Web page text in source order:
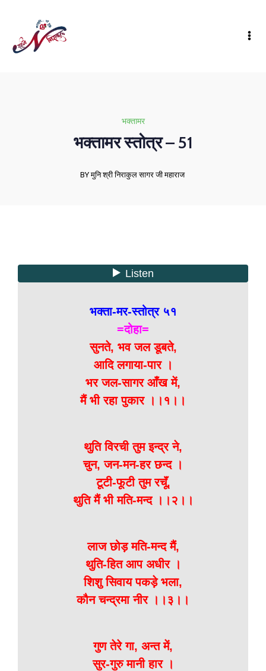
भक्तामर
भक्तामर स्तोत्र – 51
BY मुनि श्री निराकुल सागर जी महाराज
भक्ता-मर-स्तोत्र ५१
=दोहा=
सुनते, भव जल डूबते,
आदि लगाया-पार ।
भर जल-सागर आँख में,
मैं भी रहा पुकार ।।१।।
थुति विरची तुम इन्द्र ने,
चुन, जन-मन-हर छन्द ।
टूटी-फूटी तुम रचूॅं,
थुति मैं भी मति-मन्द ।।२।।
लाज छोड़ मति-मन्द मैं,
थुति-हित आप अधीर ।
शिशु सिवाय पकड़े भला,
कौन चन्द्रमा नीर ।।३।।
गुण तेरे गा, अन्त में,
सुर-गुरु मानी हार ।